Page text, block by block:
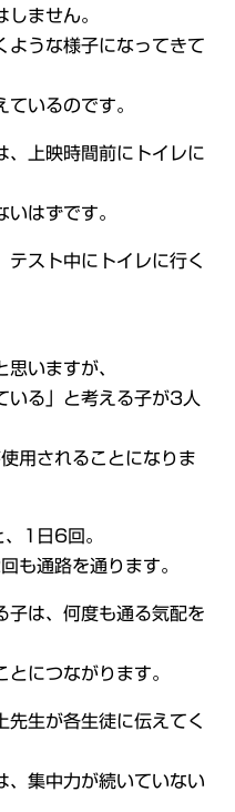
ません。
ような様子になってきて
いるのです。
、上映時間前にトイレに
いはずです。
テスト中にトイレに行く
いますが、
いる」と考える子が3人
用されることになりま
1日6回。
も通路を通ります。
子は、何度も通る気配を
につながります。
先生が各生徒に伝えてく
、集中力が続いていない